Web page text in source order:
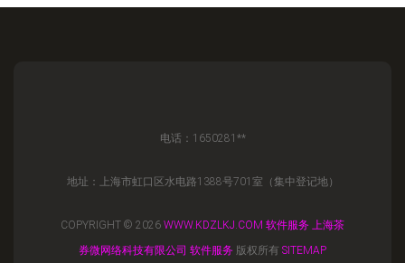
电话：1650281**
地址：上海市虹口区水电路1388号701室（集中登记地）
COPYRIGHT © 2026 WWW.KDZLKJ.COM 软件服务 上海茶
券微网络科技有限公司 软件服务 版权所有 SITEMAP